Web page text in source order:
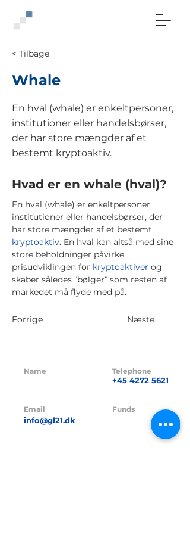
< Tilbage
Whale
En hval (whale) er enkeltpersoner,
institutioner eller handelsbørser,
der har store mængder af et
bestemt kryptoaktiv.
Hvad er en whale (hval)?
En hval (whale) er enkeltpersoner,
institutioner eller handelsbørser, der
har store mængder af et bestemt
kryptoaktiv. En hval kan altså med sine
store beholdninger påvirke
prisudviklingen for kryptoaktiver og
skaber således ”bølger” som resten af
markedet må flyde med på.
Forrige Næste
Name
Email
info@gl21.dk
Telephone
+45 4272 5621
Funds
GL21 I A/S